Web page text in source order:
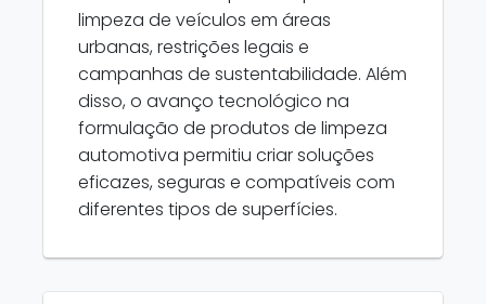
limpeza de veículos em áreas
urbanas, restrições legais e
campanhas de sustentabilidade. Além
disso, o avanço tecnológico na
formulação de produtos de limpeza
automotiva permitiu criar soluções
eficazes, seguras e compatíveis com
diferentes tipos de superfícies.